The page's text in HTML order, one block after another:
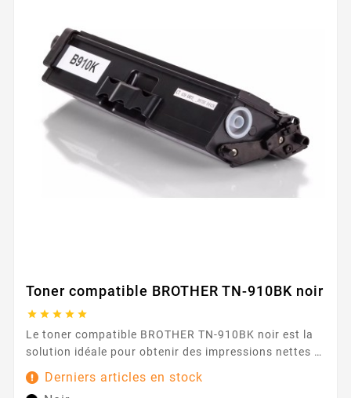
Toner compatible BROTHER TN-910BK noir
    
Le toner compatible BROTHER TN-910BK noir est la
solution idéale pour obtenir des impressions nettes et
homogènes au quotidien. Conçu pour les
imprimantes acceptant la référence TN-910BK , il
Derniers articles en stock